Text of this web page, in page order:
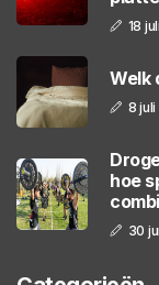
18
Welk
8
hoe
30